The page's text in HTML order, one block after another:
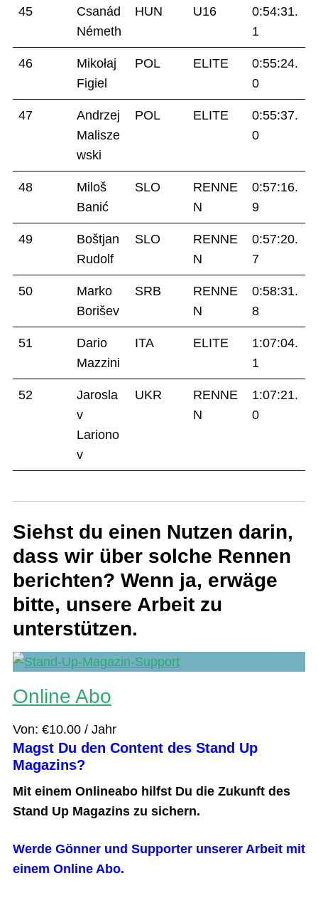
45
Csanád
Németh
HUN U16
0:54:31.
1
46
Mikołaj
Figiel
POL ELITE
0:55:24.
0
47
Andrzej
Malisze
wski
POL ELITE
0:55:37.
0
48
Miloš
Banić
SLO
RENNE
N
0:57:16.
9
49
Boštjan
Rudolf
SLO
RENNE
N
0:57:20.
7
50
Marko
Borišev
SRB
RENNE
N
0:58:31.
8
51
Dario
Mazzini
ITA ELITE
1:07:04.
1
52
Jarosla
v
Lariono
v
UKR
RENNE
N
1:07:21.
0
Siehst du einen Nutzen darin,
dass wir über solche Rennen
berichten? Wenn ja, erwäge
bitte, unsere Arbeit zu
unterstützen.
Online Abo
Von: €10.00 / Jahr
Magst Du den Content des Stand Up
Magazins?
Mit einem Onlineabo hilfst Du die Zukunft des
Stand Up Magazins zu sichern.
Werde Gönner und Supporter unserer Arbeit mit
einem Online Abo.